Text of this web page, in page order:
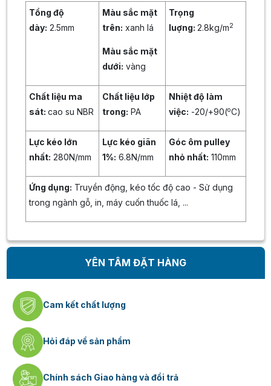
Tổng độ
dày: 2.5mm
Màu sắc mặt
trên: xanh lá
Màu sắc mặt
dưới: vàng
Trọng
luợng: 2.8kg/m2
Chất liệu ma
sát: cao su NBR
Chất liệu lớp
trong: PA
Nhiệt độ làm
việc: -20/+90(oC)
Lực kéo lớn
nhất: 280N/mm
Lực kéo giãn
1%: 6.8N/mm
Góc ôm pulley
nhỏ nhất: 110mm
Ứng dụng: Truyền động, kéo tốc độ cao - Sử dụng
trong ngành gỗ, in, máy cuốn thuốc lá, ...
YÊN TÂM ĐẶT HÀNG
Cam kết chất lượng
Hỏi đáp về sản phẩm
Chính sách Giao hàng và đổi trả